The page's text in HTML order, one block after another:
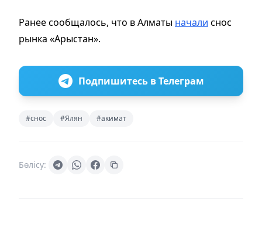
Ранее сообщалось, что в Алматы начали снос
рынка «Арыстан».
Подпишитесь в Телеграм
#снос #Ялян #акимат
Бөлісу: